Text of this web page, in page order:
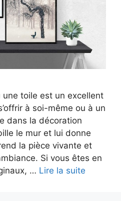
toile est un excellent
à soi-même ou à un
dans la décoration
le mur et lui donne
la pièce vivante et
Si vous êtes en
… Lire la suite